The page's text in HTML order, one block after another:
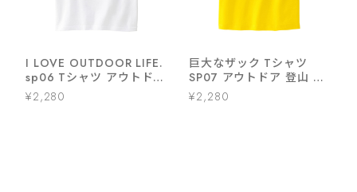
I LOVE OUTDOOR LIFE.
sp06 Tシャツ アウトドア
登山 ハイキング キャンプ
¥2,280
巨大なザック Tシャツ
SP07 アウトドア 登山 ワ
ンダーフォーゲル キャン
プ
¥2,280